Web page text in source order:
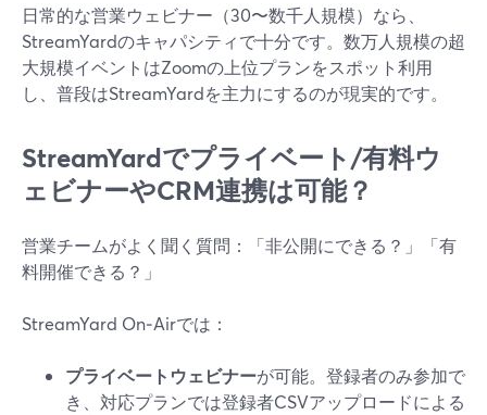
日常的な営業ウェビナー（30〜数千人規模）なら、
StreamYardのキャパシティで十分です。数万人規模の超
大規模イベントはZoomの上位プランをスポット利用
し、普段はStreamYardを主力にするのが現実的です。
StreamYardでプライベート/有料ウ
ェビナーやCRM連携は可能？
営業チームがよく聞く質問：「非公開にできる？」「有
料開催できる？」
StreamYard On‑Airでは：
プライベートウェビナーが可能。登録者のみ参加で
き、対応プランでは登録者CSVアップロードによる